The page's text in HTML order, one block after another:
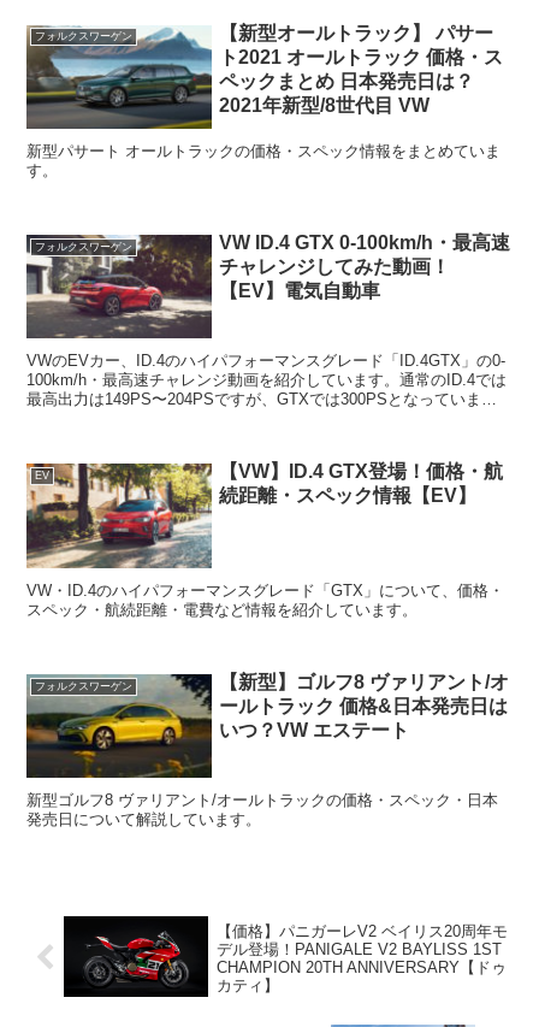
フォルクスワーゲン
【新型オールトラック】 パサー
ト2021 オールトラック 価格・ス
ペックまとめ 日本発売日は？
2021年新型/8世代目 VW
新型パサート オールトラックの価格・スペック情報をまとめていま
す。
フォルクスワーゲン
VW ID.4 GTX 0-100km/h・最高速
チャレンジしてみた動画！
【EV】電気自動車
VWのEVカー、ID.4のハイパフォーマンスグレード「ID.4GTX」の0-
100km/h・最高速チャレンジ動画を紹介しています。通常のID.4では
最高出力は149PS〜204PSですが、GTXでは300PSとなっていま
EV
【VW】ID.4 GTX登場！価格・航
続距離・スペック情報【EV】
VW・ID.4のハイパフォーマンスグレード「GTX」について、価格・
スペック・航続距離・電費など情報を紹介しています。
フォルクスワーゲン
【新型】ゴルフ8 ヴァリアント/オ
ールトラック 価格&日本発売日は
いつ？VW エステート
新型ゴルフ8 ヴァリアント/オールトラックの価格・スペック・日本
発売日について解説しています。
【価格】パニガーレV2 ベイリス20周年モ
デル登場！PANIGALE V2 BAYLISS 1ST
CHAMPION 20TH ANNIVERSARY【ドゥ
カティ】